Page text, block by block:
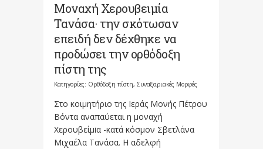
Μοναχή Χερουβειμία
Τανάσα· την σκότωσαν
επειδή δεν δέχθηκε να
προδώσει την ορθόδοξη
πίστη της
Κατηγορίες: Ορθόδοξη πίστη, Συναξαριακές Μορφές
Στο κοιμητήριο της Ιεράς Μονής Πέτρου
Βόντα αναπαύεται η μοναχή
Χερουβείμiα -κατά κόσμον Σβετλάνα
Μιχαέλα Τανάσα. Η αδελφή